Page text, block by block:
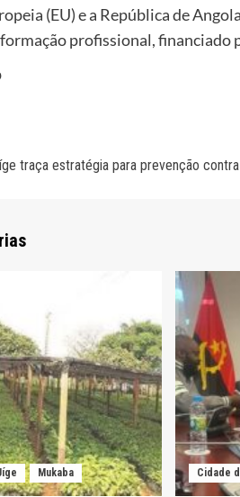
(EU) e a República de
profissional, financiado
traça estratégia para prevenção
Mukaba Cidade